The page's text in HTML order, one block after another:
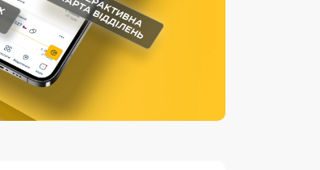
Страхові послуги
Каталог «Укрпошта Маркет»